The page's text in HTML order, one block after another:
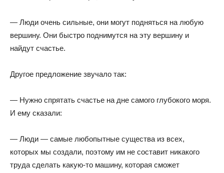
— Люди очень сильные, они могут подняться на любую
вершину. Они быстро поднимутся на эту вершину и
найдут счастье.
Другое предложение звучало так:
— Нужно спрятать счастье на дне самого глубокого моря.
И ему сказали:
— Люди — самые любопытные существа из всех,
которых мы создали, поэтому им не составит никакого
труда сделать какую-то машину, которая сможет